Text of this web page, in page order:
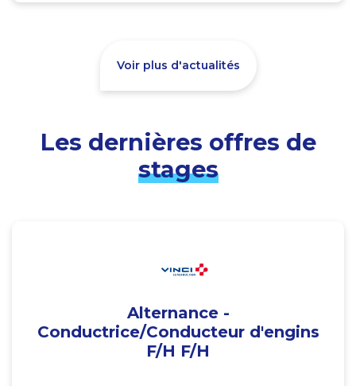
Voir plus d'actualités
Les dernières offres de
stages
Alternance -
Conductrice/Conducteur d'engins
F/H F/H